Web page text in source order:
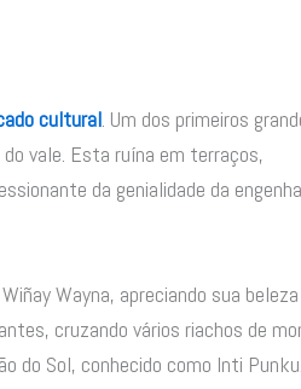
cultural. Um dos primeiros
vale. Esta ruína em terraços,
da genialidade da
Wayna, apreciando sua
cruzando vários riachos de
do Sol, conhecido como Inti Punku.